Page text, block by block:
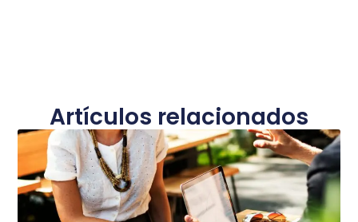
Artículos relacionados